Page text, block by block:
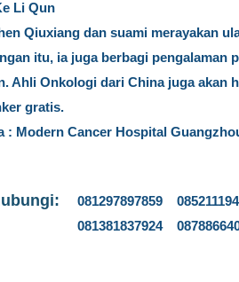
Li Qun
Qiuxiang dan suami merayakan
itu, ia juga berbagi pengalaman
Ahli Onkologi dari China juga akan
gratis.
: Modern Cancer Hospital
081297897859
081381837924